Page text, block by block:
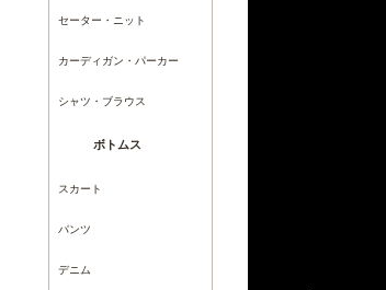
セーター・ニット
カーディガン・パーカー
シャツ・ブラウス
ボトムス
スカート
パンツ
デニム